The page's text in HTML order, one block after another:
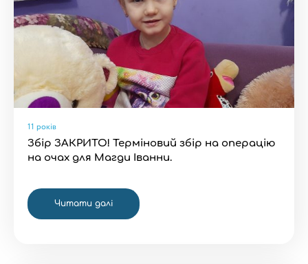
11 років
Збір ЗАКРИТО! Терміновий збір на операцію
на очах для Магди Іванни.
Читати далі